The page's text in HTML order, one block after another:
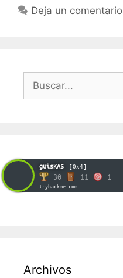
Deja un comentario
Buscar:
guisKAS [0x4]
30 11 1
tryhackme.com
Archivos